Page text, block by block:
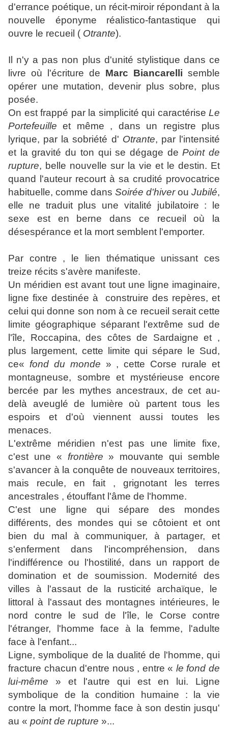
d'errance poétique, un récit-miroir répondant à la
nouvelle éponyme réalistico-fantastique qui
ouvre le recueil ( Otrante).
Il n'y a pas non plus d'unité stylistique dans ce
livre où l'écriture de Marc Biancarelli semble
opérer une mutation, devenir plus sobre, plus
posée.
On est frappé par la simplicité qui caractérise Le
Portefeuille et même , dans un registre plus
lyrique, par la sobriété d' Otrante, par l'intensité
et la gravité du ton qui se dégage dePoint de
rupture, belle nouvelle sur la vie et le destin. Et
quand l'auteur recourt à sa crudité provocatrice
habituelle, comme dans Soirée d'hiverou Jubilé,
elle ne traduit plus une vitalité jubilatoire : le
sexe est en berne dans ce recueil où la
désespérance et la mort semblent l'emporter.
Par contre , le lien thématique unissant ces
treize récits s'avère manifeste.
Un méridien est avant tout une ligne imaginaire,
ligne fixe destinée à construire des repères, et
celui qui donne son nom à ce recueil serait cette
limite géographique séparant l'extrême sud de
l'île, Roccapina, des côtes de Sardaigne et ,
plus largement, cette limite qui sépare le Sud,
ce« fond du monde » , cette Corse rurale et
montagneuse, sombre et mystérieuse encore
bercée par les mythes ancestraux, de cet au-
delà aveuglé de lumière où partent tous les
espoirs et d'où viennent aussi toutes les
menaces.
L'extrême méridien n'est pas une limite fixe,
c'est une « frontière » mouvante qui semble
s'avancer à la conquête de nouveaux territoires,
mais recule, en fait , grignotant les terres
ancestrales , étouffant l'âme de l'homme.
C'est une ligne qui sépare des mondes
différents, des mondes qui se côtoient et ont
bien du mal à communiquer, à partager, et
s'enferment dans l'incompréhension, dans
l'indifférence ou l'hostilité, dans un rapport de
domination et de soumission. Modernité des
villes à l'assaut de la rusticité archaïque, le
littoral à l'assaut des montagnes intérieures, le
nord contre le sud de l'île, le Corse contre
l'étranger, l'homme face à la femme, l'adulte
face à l'enfant...
Ligne, symbolique de la dualité de l'homme, qui
fracture chacun d'entre nous , entre « le fond de
lui-même » et l'autre qui est en lui. Ligne
symbolique de la condition humaine : la vie
contre la mort, l'homme face à son destin jusqu'
au « point de rupture »...